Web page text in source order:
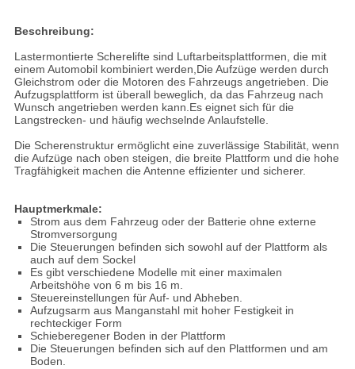
Beschreibung:
Lastermontierte Scherelifte sind Luftarbeitsplattformen, die mit
einem Automobil kombiniert werden,Die Aufzüge werden durch
Gleichstrom oder die Motoren des Fahrzeugs angetrieben. Die
Aufzugsplattform ist überall beweglich, da das Fahrzeug nach
Wunsch angetrieben werden kann.Es eignet sich für die
Langstrecken- und häufig wechselnde Anlaufstelle.
Die Scherenstruktur ermöglicht eine zuverlässige Stabilität, wenn
die Aufzüge nach oben steigen, die breite Plattform und die hohe
Tragfähigkeit machen die Antenne effizienter und sicherer.
Hauptmerkmale:
Strom aus dem Fahrzeug oder der Batterie ohne externe
Stromversorgung
Die Steuerungen befinden sich sowohl auf der Plattform als
auch auf dem Sockel
Es gibt verschiedene Modelle mit einer maximalen
Arbeitshöhe von 6 m bis 16 m.
Steuereinstellungen für Auf- und Abheben.
Aufzugsarm aus Manganstahl mit hoher Festigkeit in
rechteckiger Form
Schieberegener Boden in der Plattform
Die Steuerungen befinden sich auf den Plattformen und am
Boden.